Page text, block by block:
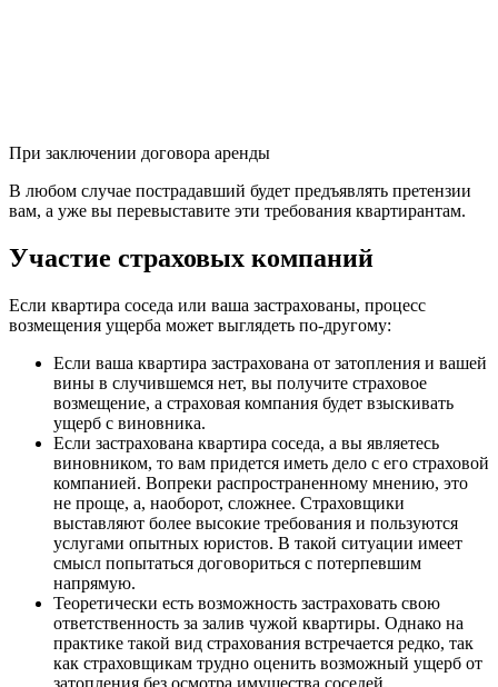
При заключении договора аренды
В любом случае пострадавший будет предъявлять претензии
вам, а уже вы перевыставите эти требования квартирантам.
Участие страховых компаний
Если квартира соседа или ваша застрахованы, процесс
возмещения ущерба может выглядеть по-другому:
Если ваша квартира застрахована от затопления и вашей
вины в случившемся нет, вы получите страховое
возмещение, а страховая компания будет взыскивать
ущерб с виновника.
Если застрахована квартира соседа, а вы являетесь
виновником, то вам придется иметь дело с его страховой
компанией. Вопреки распространенному мнению, это
не проще, а, наоборот, сложнее. Страховщики
выставляют более высокие требования и пользуются
услугами опытных юристов. В такой ситуации имеет
смысл попытаться договориться с потерпевшим
напрямую.
Теоретически есть возможность застраховать свою
ответственность за залив чужой квартиры. Однако на
практике такой вид страхования встречается редко, так
как страховщикам трудно оценить возможный ущерб от
затопления без осмотра имущества соседей.